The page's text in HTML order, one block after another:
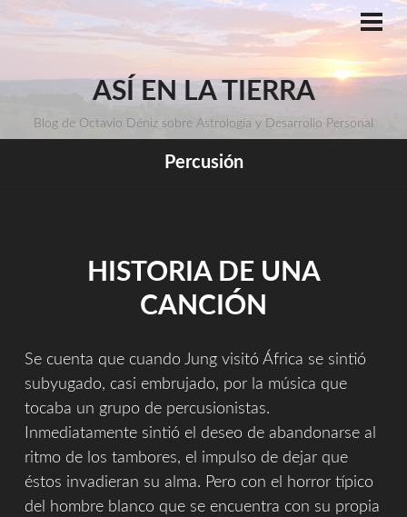
ASÍ EN LA TIERRA
Blog de Octavio Déniz sobre Astrología y Desarrollo Personal
Percusión
HISTORIA DE UNA
CANCIÓN
Se cuenta que cuando Jung visitó África se sintió
subyugado, casi embrujado, por la música que
tocaba un grupo de percusionistas.
Inmediatamente sintió el deseo de abandonarse al
ritmo de los tambores, el impulso de dejar que
éstos invadieran su alma. Pero con el horror típico
del hombre blanco que se encuentra con su propia